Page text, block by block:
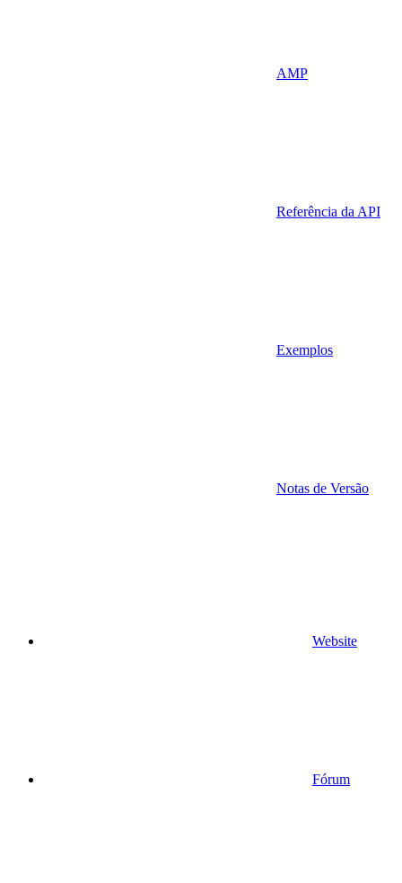
AMP
Referência da API
Exemplos
Notas de Versão
Website
Fórum